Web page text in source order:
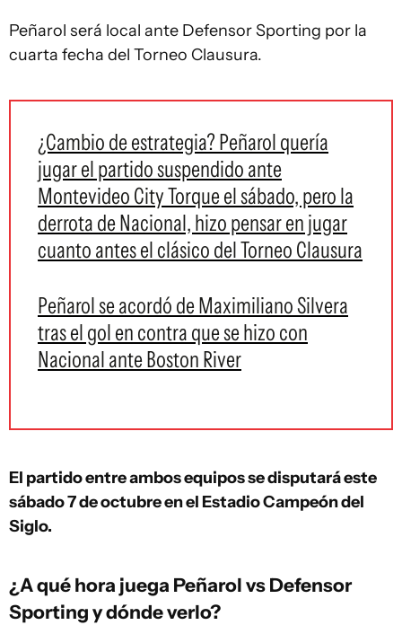
Peñarol será local ante Defensor Sporting por la
cuarta fecha del Torneo Clausura.
¿Cambio de estrategia? Peñarol quería
jugar el partido suspendido ante
Montevideo City Torque el sábado, pero la
derrota de Nacional, hizo pensar en jugar
cuanto antes el clásico del Torneo Clausura
Peñarol se acordó de Maximiliano Silvera
tras el gol en contra que se hizo con
Nacional ante Boston River
El partido entre ambos equipos se disputará este
sábado 7 de octubre en el Estadio Campeón del
Siglo.
¿A qué hora juega Peñarol vs Defensor
Sporting y dónde verlo?